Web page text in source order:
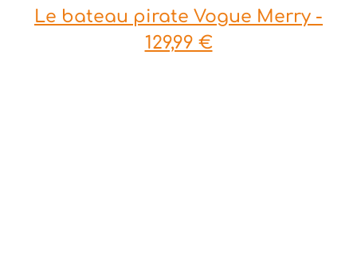
Le bateau pirate Vogue Merry -
129,99 €